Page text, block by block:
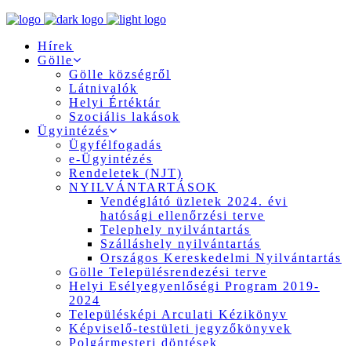
Hírek
Gölle
Gölle községről
Látnivalók
Helyi Értéktár
Szociális lakások
Ügyintézés
Ügyfélfogadás
e-Ügyintézés
Rendeletek (NJT)
NYILVÁNTARTÁSOK
Vendéglátó üzletek 2024. évi
hatósági ellenőrzési terve
Telephely nyilvántartás
Szálláshely nyilvántartás
Országos Kereskedelmi Nyilvántartás
Gölle Településrendezési terve
Helyi Esélyegyenlőségi Program 2019-
2024
Településképi Arculati Kézikönyv
Képviselő-testületi jegyzőkönyvek
Polgármesteri döntések